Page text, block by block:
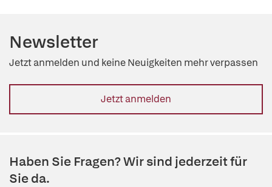
Newsletter
Jetzt anmelden und keine Neuigkeiten mehr verpassen
Jetzt anmelden
Haben Sie Fragen? Wir sind jederzeit für
Sie da.